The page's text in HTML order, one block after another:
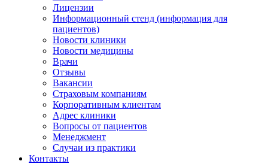
Лицензии
Информационный стенд (информация для
пациентов)
Новости клиники
Новости медицины
Врачи
Отзывы
Вакансии
Страховым компаниям
Корпоративным клиентам
Адрес клиники
Вопросы от пациентов
Менеджмент
Случаи из практики
Контакты